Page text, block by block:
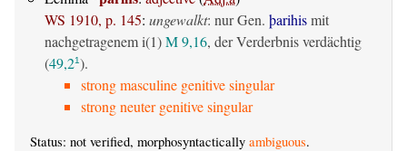
WS 1910, p. 145: ungewalkt: nur Gen. þarihismit
nachgetragenem i(1)M 9,16, der Verderbnis verdächtig
(49,21).
strong masculine genitive singular
strong neuter genitive singular
Status: not verified, morphosyntactically ambiguous.